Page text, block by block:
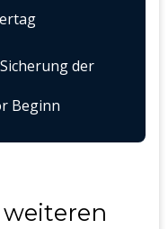
der
Beginn